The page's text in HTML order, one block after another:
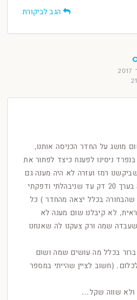
הגב לביקורת
מושג על החדר הכניסה אותנו,
ניסינו לפענח כיצד לפתור את
רמז ועזרה לא היה מענה גם
כשממש צעקנו(ככה בערך 20 דק עד שניבהלתי ודפקתי
בכלל יצאה מהחדר ) כל
לא קיבלנו שום מענה לא
שמה ורק צעקנו לה שאנחנו
בכלל מה עושים שמה ושום
(חשוב לציין שהייתי במספר
ולא שווה שקל...